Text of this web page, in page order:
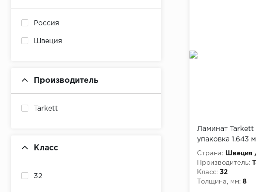
Россия
Швеция
Производитель
Tarkett
Класс
32
Ламинат Tarkett
упаковка 1.643 м
Страна:
Швеция
Производитель:
Класс: 32
Толщина, мм: 8